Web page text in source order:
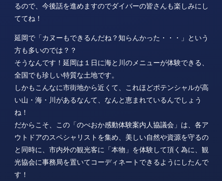
るので、今後話を進めますのでダイバーの皆さんも楽しみにし
ててね！
延岡で「カヌーもできるんだね？知らんかった・・・」という
方も多いのでは？？
そうなんです！延岡は１日に海と川のメニューが体験できる、
全国でも珍しい特質な土地です。
しかもこんなに市街地から近くて、これほどポテンシャルが高
い山・海・川があるなんて、なんと恵まれているんでしょう
ね！
だからこそ、この「のべおか感動体験案内人協議会」は、各ア
ウトドアのスペシャリストを集め、美しい自然や資源を守るの
と同時に、市内外の観光客に「本物」を体験して頂く為に、観
光協会に事務局を置いてコーディネートできるようにしたんで
す！